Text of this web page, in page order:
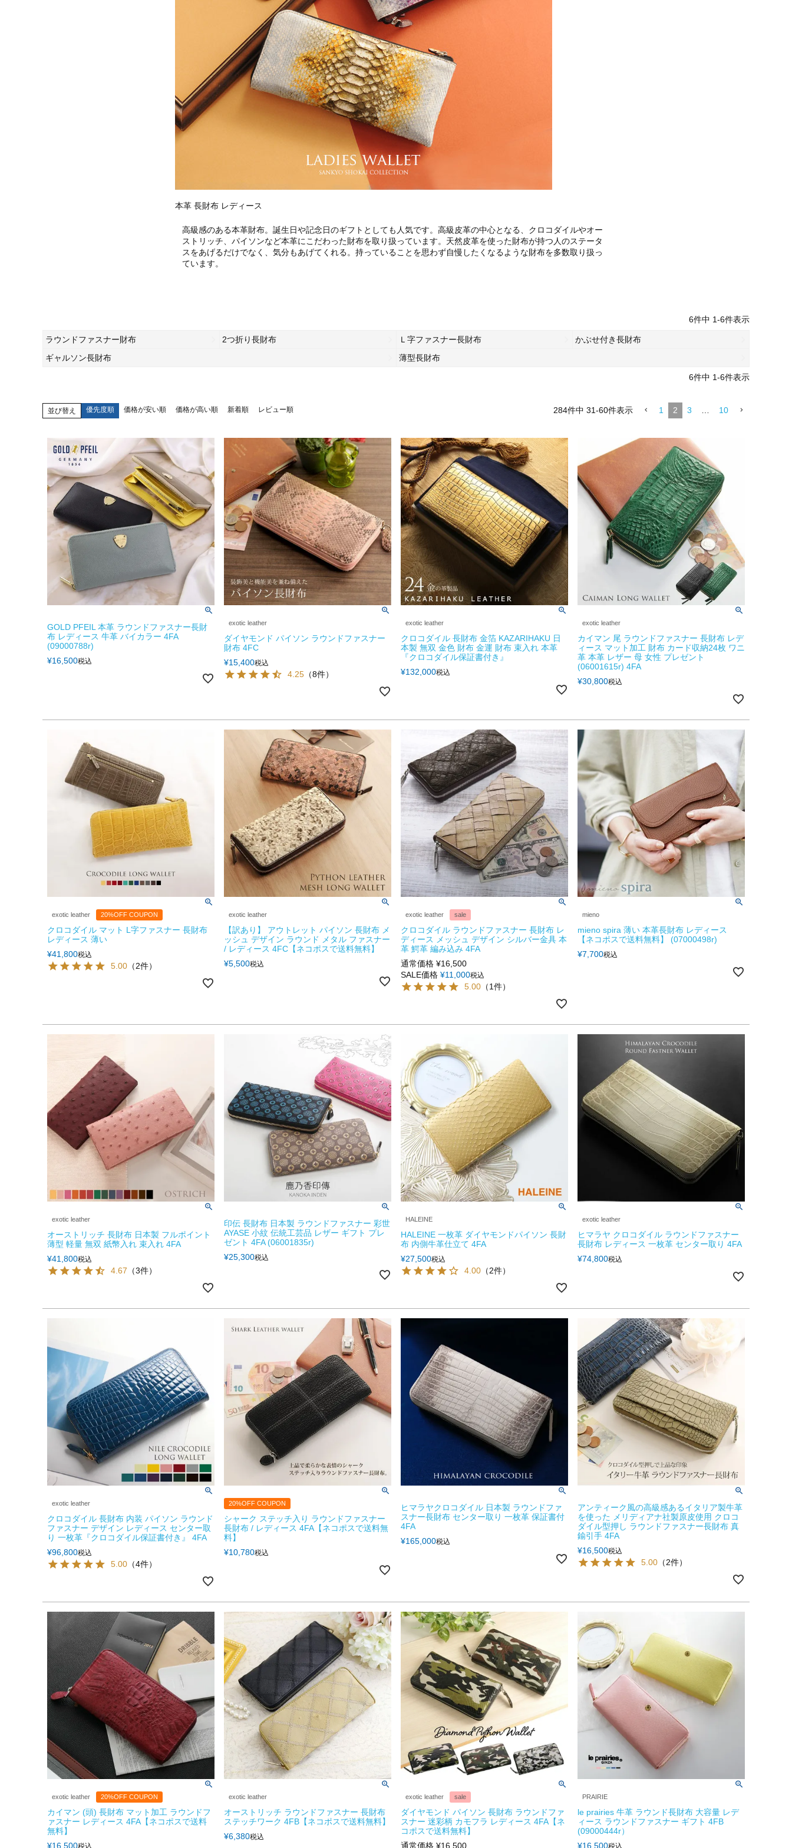
本革 長財布 レディース
高級感のある本革財布。誕生日や記念日のギフトとしても人気です。高級皮革の中心となる、クロコダイルやオー
ストリッチ、パイソンなど本革にこだわった財布を取り扱っています。天然皮革を使った財布が持つ人のステータ
スをあげるだけでなく、気分もあげてくれる。持っていることを思わず自慢したくなるような財布を多数取り扱っ
ています。
6件中 1-6件表示
ラウンドファスナー財布 2つ折り長財布 Ｌ字ファスナー長財布
かぶせ付き長財布
ギャルソン長財布
薄型長財布
6件中 1-6件表示
並び替え 優先度順 価格が安い順 価格が高い順 新着順 レビュー順 284件中 31-60件表示 1 2 3 … 10
GOLD PFEIL 本革 ラウンドファスナー長財
布 レディース 牛革 バイカラー 4FA
(09000788r)
¥16,500税込
exotic leather
ダイヤモンド パイソン ラウンドファスナー
財布 4FC
¥15,400税込
4.25 （8件）
exotic leather
クロコダイル 長財布 金箔 KAZARIHAKU 日
本製 無双 金色 財布 金運 財布 束入れ 本革
『クロコダイル保証書付き』
¥132,000税込
exotic leather
カイマン 尾 ラウンドファスナー 長財布 レデ
ィース マット加工 財布 カード収納24枚 ワニ
革 本革 レザー 母 女性 プレゼント
(06001615r) 4FA
¥30,800税込
exotic leather 20%OFF COUPON
クロコダイル マット L字ファスナー 長財布
レディース 薄い
¥41,800税込
5.00 （2件）
exotic leather
【訳あり】 アウトレット パイソン 長財布 メ
ッシュ デザイン ラウンド メタル ファスナー
/ レディース 4FC【ネコポスで送料無料】
¥5,500税込
exotic leather sale
クロコダイル ラウンドファスナー 長財布 レ
ディース メッシュ デザイン シルバー金具 本
革 鰐革 編み込み 4FA
通常価格 ¥16,500
SALE価格 ¥11,000税込
5.00 （1件）
mieno
mieno spira 薄い 本革長財布 レディース
【ネコポスで送料無料】 (07000498r)
¥7,700税込
exotic leather
オーストリッチ 長財布 日本製 フルポイント
薄型 軽量 無双 紙幣入れ 束入れ 4FA
¥41,800税込
4.67 （3件）
印伝 長財布 日本製 ラウンドファスナー 彩世
AYASE 小紋 伝統工芸品 レザー ギフト プレ
ゼント 4FA (06001835r)
¥25,300税込
HALEINE
HALEINE 一枚革 ダイヤモンドパイソン 長財
布 内側牛革仕立て 4FA
¥27,500税込
4.00 （2件）
exotic leather
ヒマラヤ クロコダイル ラウンドファスナー
長財布 レディース 一枚革 センター取り 4FA
¥74,800税込
exotic leather
クロコダイル 長財布 内装 パイソン ラウンド
ファスナー デザイン レディース センター取
り 一枚革『クロコダイル保証書付き』 4FA
¥96,800税込
5.00 （4件）
20%OFF COUPON
シャーク ステッチ入り ラウンドファスナー
長財布 / レディース 4FA【ネコポスで送料無
料】
¥10,780税込
ヒマラヤクロコダイル 日本製 ラウンドファ
スナー長財布 センター取り 一枚革 保証書付
4FA
¥165,000税込
アンティーク風の高級感あるイタリア製牛革
を使った メリディアナ社製原皮使用 クロコ
ダイル型押し ラウンドファスナー長財布 真
鍮引手 4FA
¥16,500税込
5.00 （2件）
exotic leather 20%OFF COUPON
カイマン (頭) 長財布 マット加工 ラウンドフ
ァスナー レディース 4FA【ネコポスで送料
無料】
¥16,500税込
exotic leather
オーストリッチ ラウンドファスナー 長財布
ステッチワーク 4FB【ネコポスで送料無料】
¥6,380税込
exotic leather sale
ダイヤモンド パイソン 長財布 ラウンドファ
スナー 迷彩柄 カモフラ レディース 4FA【ネ
コポスで送料無料】
通常価格 ¥16,500
PRAIRIE
le prairies 牛革 ラウンド長財布 大容量 レデ
ィース ラウンドファスナー ギフト 4FB
(09000444r）
¥16,500税込